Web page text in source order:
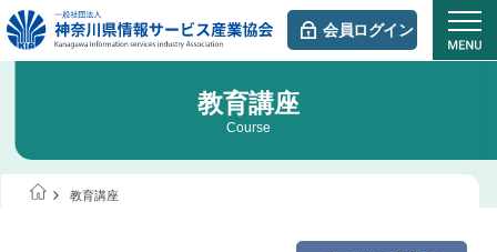
会員ログイン
教育講座
Course
教育講座